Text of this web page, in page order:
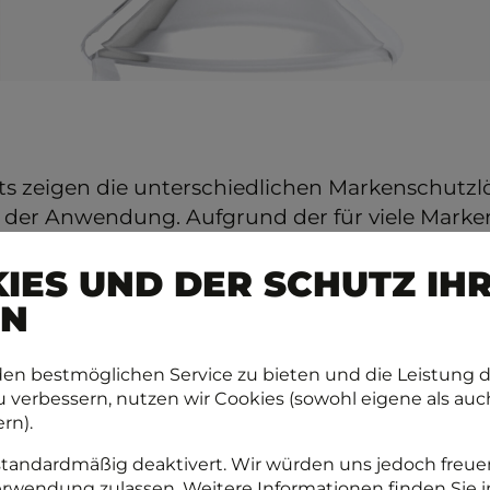
zeigen die unterschiedlichen
der Anwendung. Aufgrund der für viele
Beispiele zurückgreifen.
Die so erzeugte Bildwelt ist wesentlich
sich auch Beispiele aus unterschiedlichsten
problemlos kombinieren.
UND DER SCHUTZ
bestmöglichen Service zu bieten und die Leistung
verbessern, nutzen wir Cookies (sowohl eigene als
deaktivert. Wir würden uns jedoch